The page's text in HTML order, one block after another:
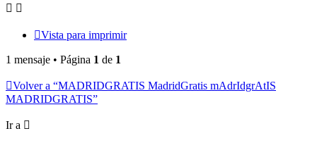
Vista para imprimir
1 mensaje • Página 1 de 1
Volver a “MADRIDGRATIS MadridGratis mAdrIdgrAtIS
MADRIDGRATIS”
Ir a